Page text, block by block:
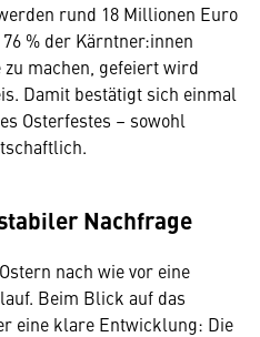
rund 18 Millionen Euro
% der Kärntner:innen
zu machen, gefeiert wird
Damit bestätigt sich einmal
Osterfestes – sowohl
Nachfrage
nach wie vor eine
Beim Blick auf das
eine klare Entwicklung: Die